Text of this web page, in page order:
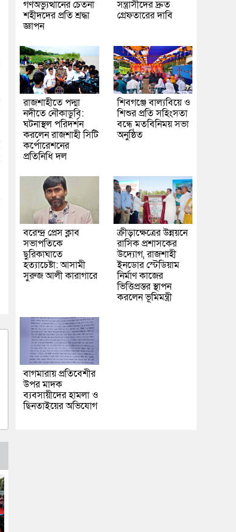
গণঅভ্যুত্থানের চেতনা
শহীদদের প্রতি শ্রদ্ধা
জ্ঞাপন
সন্ত্রাসীদের দ্রুত
গ্রেফতারের দাবি
রাজশাহীতে পদ্মা
নদীতে নৌকাডুবি:
ঘটনাস্থল পরিদর্শন
করলেন রাজশাহী সিটি
কর্পোরেশনের
প্রতিনিধি দল
শিবগঞ্জে বাল্যবিয়ে ও
শিশুর প্রতি সহিংসতা
বন্ধে মতবিনিময় সভা
অনুষ্ঠিত
বরেন্দ্র প্রেস ক্লাব
সভাপতিকে
ছুরিকাঘাতে
হত্যাচেষ্টা: আসামী
সুরুজ আলী কারাগারে
ক্রীড়াক্ষেত্রের উন্নয়নে
রাসিক প্রশাসকের
উদ্যোগ, রাজশাহী
ইনডোর স্টেডিয়াম
নির্মাণ কাজের
ভিত্তিপ্রস্তর স্থাপন
করলেন ভূমিমন্ত্রী
বাগমারায় প্রতিবেশীর
উপর মাদক
ব্যবসায়ীদের হামলা ও
ছিনতাইয়ের অভিযোগ